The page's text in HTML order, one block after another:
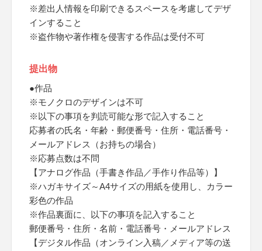
※差出人情報を印刷できるスペースを考慮してデザ
インすること
※盗作物や著作権を侵害する作品は受付不可
提出物
●作品
※モノクロのデザインは不可
※以下の事項を判読可能な形で記入すること
応募者の氏名・年齢・郵便番号・住所・電話番号・
メールアドレス（お持ちの場合）
※応募点数は不問
【アナログ作品（手書き作品／手作り作品等）】
※ハガキサイズ～A4サイズの用紙を使用し、カラー
彩色の作品
※作品裏面に、以下の事項を記入すること
郵便番号・住所・名前・電話番号・メールアドレス
【デジタル作品（オンライン入稿／メディア等の送